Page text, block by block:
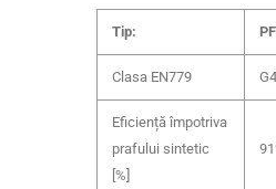
Tip:
Clasa EN779 G4
Eficiență împotriva
prafului sintetic
[%]